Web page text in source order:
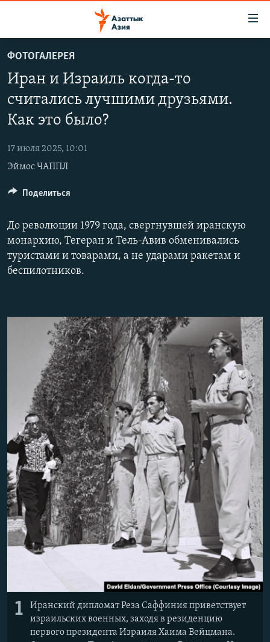
основному
содержанию
навигации
Вернутся
поиску
КАЗАХСТАН
ТАДЖИКИСТАН
НОВОСТИ
ВОЙНА В УКРАИНЕ
ҚАЗАҚША
ЎЗБЕКЧА
TÜRKMENÇE
ПОДПИШИТЕСЬ НА НАС В СОЦСЕТЯХ
Все сайты РСЕ/РС
ФОТОГАЛЕРЕЯ
Иран и Израиль когда-то
считались лучшими друзьями.
Как это было?
17 июля 2025, 10:01
Эймос ЧАППЛ
До революции 1979 года, свергнувшей иранскую
монархию, Тегеран и Тель-Авив обменивались
туристами и товарами, а не ударами ракетам и
беспилотников.
1
Иранский дипломат Реза Саффиния приветствует
израильских военных, заходя в резиденцию
первого президента Израиля Хаима Вейцмана.
Поделиться